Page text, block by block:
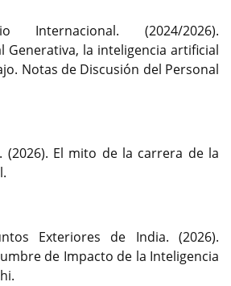
Internacional. (2024/2026).
Generativa, la inteligencia artificial
Notas de Discusión del Personal
(2026). El mito de la carrera de la
Exteriores de India. (2026).
de Impacto de la Inteligencia